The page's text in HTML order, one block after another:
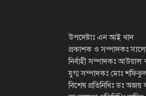
উপদেষ্টাঃ এন আই খান
প্রকাশক ও সম্পাদকঃ
নির্বাহী সম্পাদকঃ আউয়াল
যুগ্ম সম্পাদকঃ মোঃ
বিশেষ প্রতিনিধিঃ ডঃ অজয়